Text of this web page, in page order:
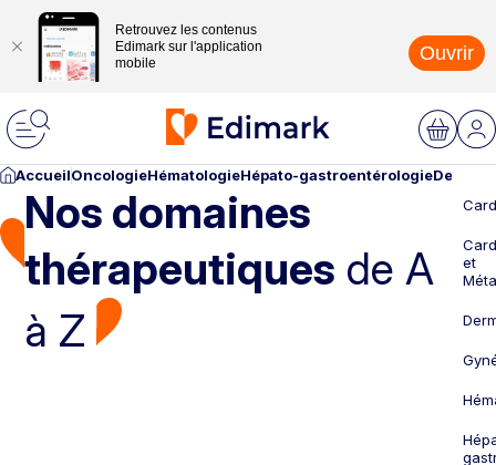
Retrouvez les contenus
Edimark sur l'application
mobile
Ouvrir
AccueilOncologieHématologieHépato-gastroentérologie
Nos domaines
thérapeutiques de A
à Z
et